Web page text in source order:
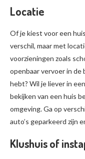
Locatie
Of je kiest voor een
verschil, maar met
voorzieningen zoals
openbaar vervoer in de
hebt? Wil je liever in
bekijken van een huis
omgeving. Ga op
auto’s geparkeerd zijn
Klushuis of